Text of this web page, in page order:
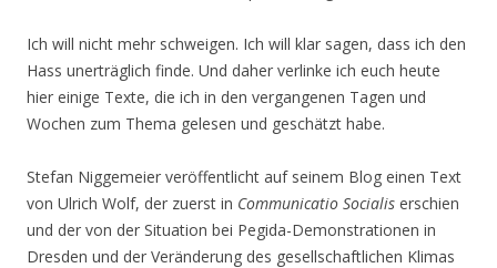
Ich will nicht mehr schweigen. Ich will klar sagen, dass ich den
Hass unerträglich finde. Und daher verlinke ich euch heute
hier einige Texte, die ich in den vergangenen Tagen und
Wochen zum Thema gelesen und geschätzt habe.
Stefan Niggemeier veröffentlicht auf seinem Blog einen Text
von Ulrich Wolf, der zuerst in Communicatio Socialis erschien
und der von der Situation bei Pegida-Demonstrationen in
Dresden und der Veränderung des gesellschaftlichen Klimas